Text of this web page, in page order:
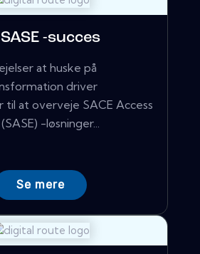
-succes
at huske på
driver
til at overveje SACE Access
-løsninger...
Se mere